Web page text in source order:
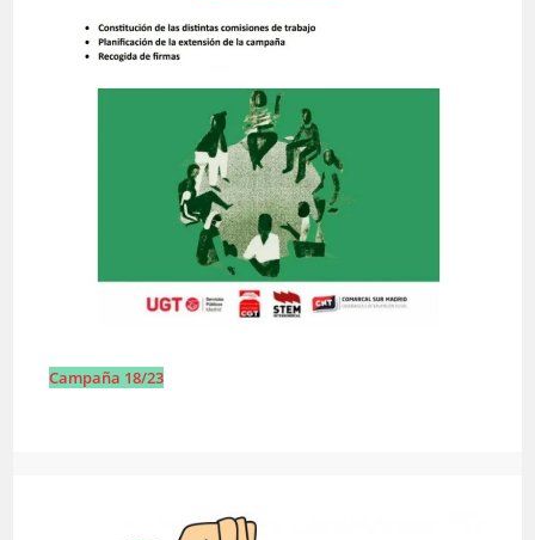
Campaña 18/23